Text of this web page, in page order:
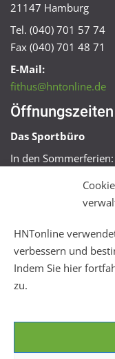
HNTonline
verbessern und
Indem Sie hier
zu.
21147 Hamburg
Tel. (040) 701 57 74
Fax (040) 701 48 71
E-Mail:
fithus@hntonline.de
Öffnungszeiten
Das Sportbüro
In den Sommerferien:
Mo + Mi 16:00 –
Mo – Fr 08:00 –
Sa + So 10:00 –